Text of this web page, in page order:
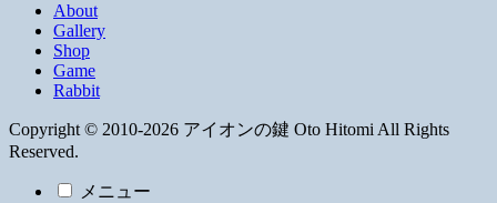
About
Gallery
Shop
Game
Rabbit
Copyright © 2010-2026 アイオンの鍵 Oto Hitomi All Rights
Reserved.
メニュー